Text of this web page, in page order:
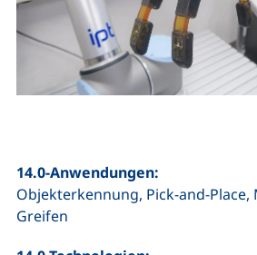
14.0-Anwendungen:
Objekterkennung, Pick-and-Place,
Greifen